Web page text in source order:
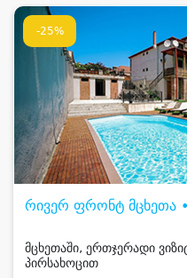
-25%
რივერ ფრონტ მცხეთა •
მცხეთაში, ერთჯერადი
პირსახოცით